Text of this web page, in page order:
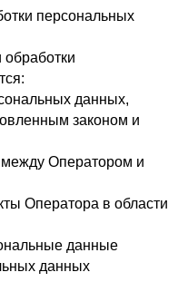
персональных
данных,
законом и
Оператором и
Оператора в области
данные
данных